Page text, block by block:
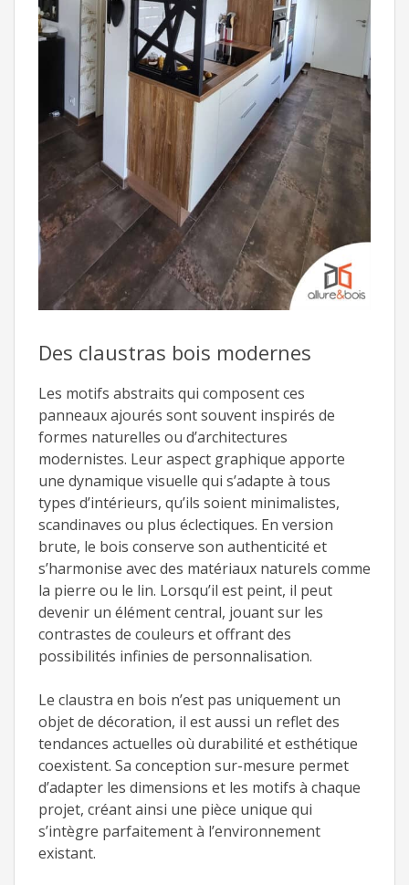
Des claustras bois modernes
Les motifs abstraits qui composent ces
panneaux ajourés sont souvent inspirés de
formes naturelles ou d’architectures
modernistes. Leur aspect graphique apporte
une dynamique visuelle qui s’adapte à tous
types d’intérieurs, qu’ils soient minimalistes,
scandinaves ou plus éclectiques. En version
brute, le bois conserve son authenticité et
s’harmonise avec des matériaux naturels comme
la pierre ou le lin. Lorsqu’il est peint, il peut
devenir un élément central, jouant sur les
contrastes de couleurs et offrant des
possibilités infinies de personnalisation.
Le claustra en bois n’est pas uniquement un
objet de décoration, il est aussi un reflet des
tendances actuelles où durabilité et esthétique
coexistent. Sa conception sur-mesure permet
d’adapter les dimensions et les motifs à chaque
projet, créant ainsi une pièce unique qui
s’intègre parfaitement à l’environnement
existant.